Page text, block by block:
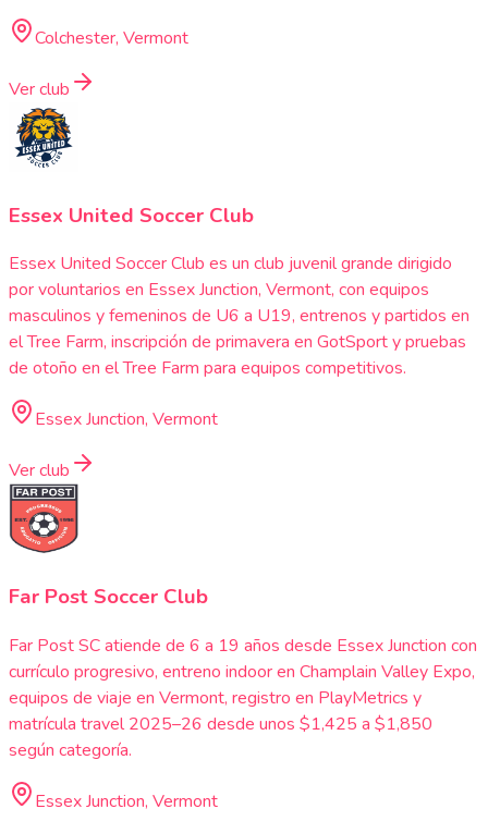
Colchester, Vermont
Ver club
Essex United Soccer Club
Essex United Soccer Club es un club juvenil grande dirigido
por voluntarios en Essex Junction, Vermont, con equipos
masculinos y femeninos de U6 a U19, entrenos y partidos en
el Tree Farm, inscripción de primavera en GotSport y pruebas
de otoño en el Tree Farm para equipos competitivos.
Essex Junction, Vermont
Ver club
Far Post Soccer Club
Far Post SC atiende de 6 a 19 años desde Essex Junction con
currículo progresivo, entreno indoor en Champlain Valley Expo,
equipos de viaje en Vermont, registro en PlayMetrics y
matrícula travel 2025–26 desde unos $1,425 a $1,850
según categoría.
Essex Junction, Vermont